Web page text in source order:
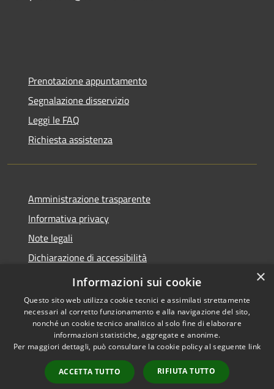
Prenotazione appuntamento
Segnalazione disservizio
Leggi le FAQ
Richiesta assistenza
Amministrazione trasparente
Informativa privacy
Note legali
Dichiarazione di accessibilità
Moduli Privacy Amministrazione trasparente
Accessibilità
Copyright © 2026 • Comune di
Limana • Powered by
Municipium•
Accesso
redazione
×
Informazioni sui cookie
Questo sito web utilizza cookie tecnici e assimilati strettamente
necessari al corretto funzionamento e alla navigazione del sito,
nonché un cookie tecnico analitico al solo fine di elaborare
informazioni statistiche, aggregate e anonime.
Per maggiori dettagli, può consultare la cookie policy al seguente link
ACCETTA TUTTO RIFIUTA TUTTO